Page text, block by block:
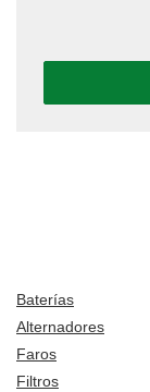
Baterías
Alternadores
Faros
Filtros